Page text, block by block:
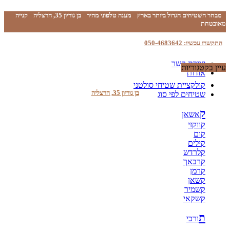
מבחר השטיחים הגדול ביותר בארץ מענה טלפוני מהיר בן גוריון 35, הרצליה
קנייה
מאובטחת
התקשרו עכשיו: 050-4683642
יצירת קשר
אודות
בן גוריון 35, הרצליה
עיין בקטגוריות
קולקציית שטיחי סולטני
שטיחים לפי סוג
קאשאן
קווקזי
קום
קילים
קלרדש
קרבאך
קרמן
קשאן
קשמיר
קשקאי
תורכי